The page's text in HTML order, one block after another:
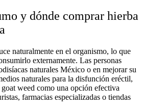
y dónde comprar hierba
naturalmente en el organismo, lo que
externamente. Las personas
naturales México o en mejorar su
naturales para la disfunción eréctil,
weed como una opción efectiva
farmacias especializadas o tiendas